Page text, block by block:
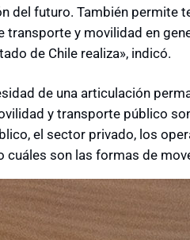
del futuro. También permite
transporte y movilidad en
de Chile realiza», indicó.
de una articulación
y transporte público
el sector privado, los
son las formas de